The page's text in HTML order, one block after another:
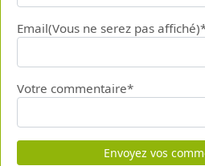
Email(Vous ne serez pas
Votre commentaire*
Envoyez vos